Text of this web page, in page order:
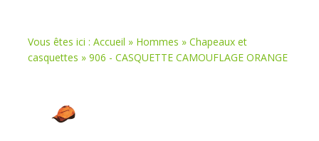
Vous êtes ici : Accueil » Hommes » Chapeaux et
casquettes » 906 - CASQUETTE CAMOUFLAGE ORANGE